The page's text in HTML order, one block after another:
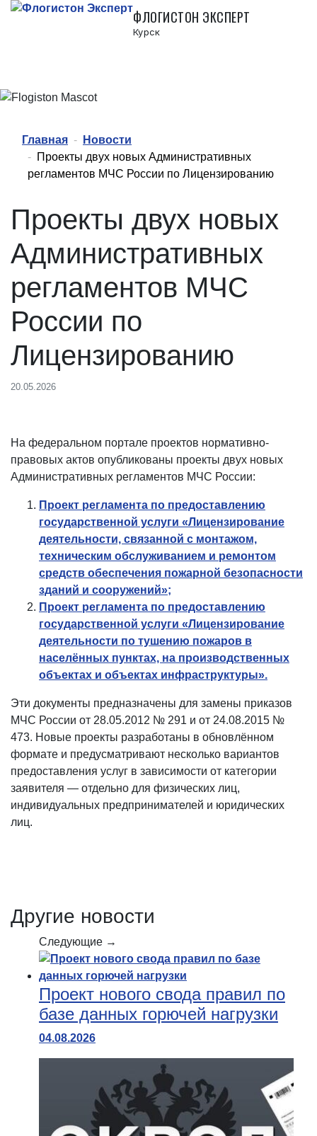
ФЛОГИСТОН ЭКСПЕРТ
Курск
Главная
Новости
Проекты двух новых Административных
регламентов МЧС России по Лицензированию
Проекты двух новых
Административных
регламентов МЧС
России по
Лицензированию
20.05.2026
На федеральном портале проектов нормативно-
правовых актов опубликованы проекты двух новых
Административных регламентов МЧС России:
Проект регламента по предоставлению
государственной услуги «Лицензирование
деятельности, связанной с монтажом,
техническим обслуживанием и ремонтом
средств обеспечения пожарной безопасности
зданий и сооружений»;
Проект регламента по предоставлению
государственной услуги «Лицензирование
деятельности по тушению пожаров в
населённых пунктах, на производственных
объектах и объектах инфраструктуры».
Эти документы предназначены для замены приказов
МЧС России от 28.05.2012 № 291 и от 24.08.2015 №
473. Новые проекты разработаны в обновлённом
формате и предусматривают несколько вариантов
предоставления услуг в зависимости от категории
заявителя — отдельно для физических лиц,
индивидуальных предпринимателей и юридических
лиц.
Другие новости
Следующие →
Проект нового свода правил по
базе данных горючей нагрузки
04.08.2026